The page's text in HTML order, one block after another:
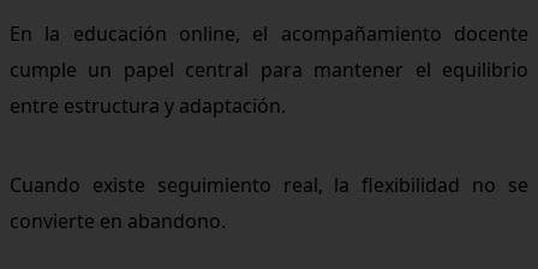
En la educación online, el acompañamiento docente
cumple un papel central para mantener el equilibrio
entre estructura y adaptación.
Cuando existe seguimiento real, la flexibilidad no se
convierte en abandono.